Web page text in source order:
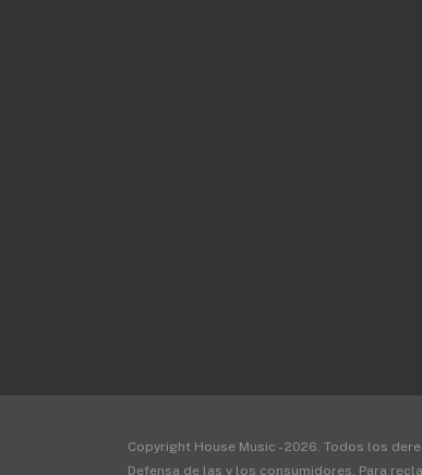
Copyright House Music - 2026. Todos los
Defensa de las y los consumidores. Para